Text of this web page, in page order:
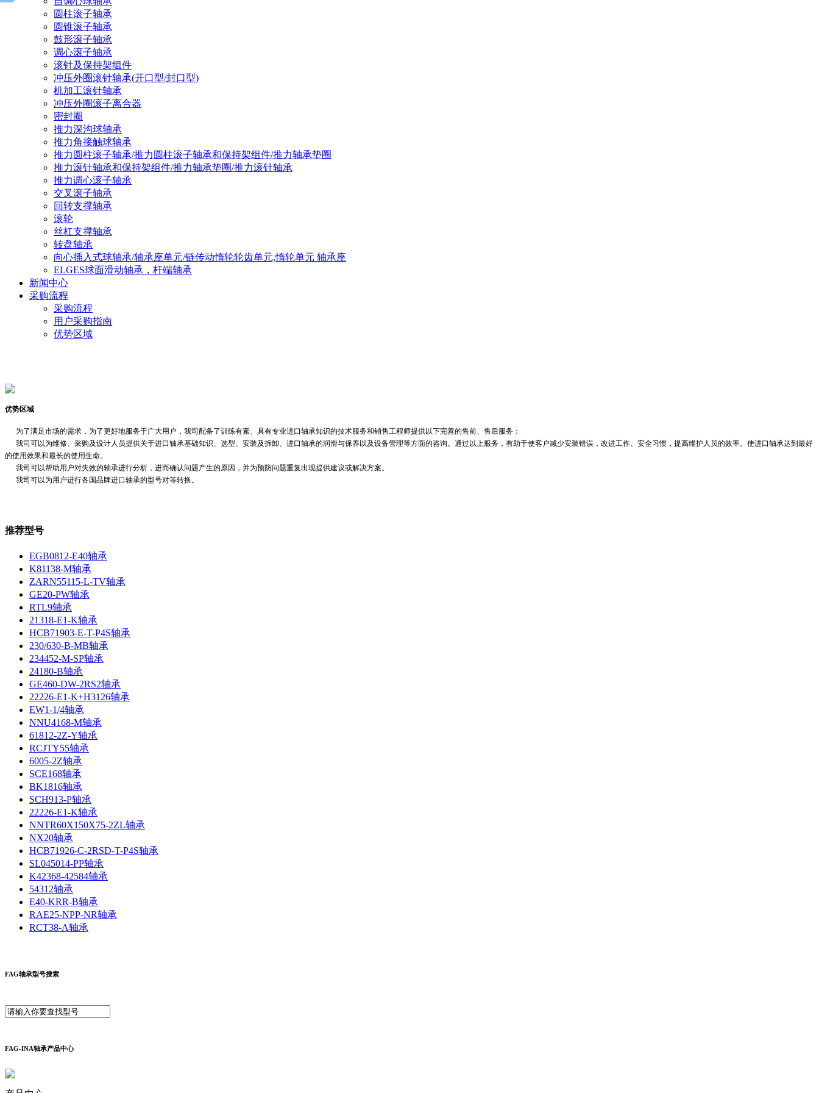
圆柱滚子轴承
圆锥滚子轴承
鼓形滚子轴承
调心滚子轴承
滚针及保持架组件
冲压外圈滚针轴承(开口型/封口型)
机加工滚针轴承
冲压外圈滚子离合器
密封圈
推力深沟球轴承
推力角接触球轴承
推力圆柱滚子轴承/推力圆柱滚子轴承和保持架组件/推力轴承垫圈
推力滚针轴承和保持架组件/推力轴承垫圈/推力滚针轴承
推力调心滚子轴承
交叉滚子轴承
回转支撑轴承
滚轮
丝杠支撑轴承
转盘轴承
向心插入式球轴承/轴承座单元/链传动惰轮轮齿单元,惰轮单元 轴承座
ELGES球面滑动轴承，杆端轴承
新闻中心
采购流程
采购流程
用户采购指南
优势区域
优势区域
为了满足市场的需求，为了更好地服务于广大用户，我司配备了训练有素、具有专业进口轴承知识的技术服务和销售工程师提供以下完善的售前、售后服务：
我司可以为维修、采购及设计人员提供关于进口轴承基础知识、选型、安装及拆卸、进口轴承的润滑与保养以及设备管理等方面的咨询。通过以上服务，有助于使客户减少安装错误，改进工作、安全习惯，提高维护人员的效率。使进口轴承达到最好
的使用效果和最长的使用生命。
我司可以帮助用户对失效的轴承进行分析，进而确认问题产生的原因，并为预防问题重复出现提供建议或解决方案。
我司可以为用户进行各国品牌进口轴承的型号对等转换。
推荐型号
EGB0812-E40轴承
K81138-M轴承
ZARN55115-L-TV轴承
GE20-PW轴承
RTL9轴承
21318-E1-K轴承
HCB71903-E-T-P4S轴承
230/630-B-MB轴承
234452-M-SP轴承
24180-B轴承
GE460-DW-2RS2轴承
22226-E1-K+H3126轴承
EW1-1/4轴承
NNU4168-M轴承
61812-2Z-Y轴承
RCJTY55轴承
6005-2Z轴承
SCE168轴承
BK1816轴承
SCH913-P轴承
22226-E1-K轴承
NNTR60X150X75-2ZL轴承
NX20轴承
HCB71926-C-2RSD-T-P4S轴承
SL045014-PP轴承
K42368-42584轴承
54312轴承
E40-KRR-B轴承
RAE25-NPP-NR轴承
RCT38-A轴承
FAG轴承型号搜索
FAG-INA轴承产品中心